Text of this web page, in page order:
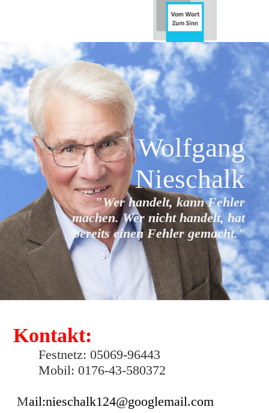
Wolfgang
Nieschalk
"Wer handelt, kann Fehler
machen. Wer nicht handelt, hat
bereitseinen Fehler gemacht."
Kontakt:
Festnetz: 05069-96443
Mobil: 0176-43-580372
Mail:nieschalk124@googlemail.com